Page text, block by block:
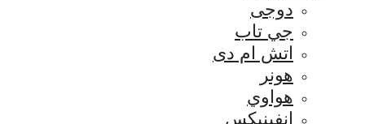
دوجى
جي تاب
اتش ام دى
هونر
هواوي
انفينيكس